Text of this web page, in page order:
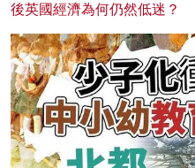
後英國經濟為何仍然低迷？